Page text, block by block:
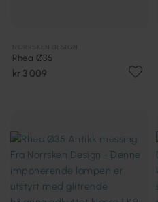
Rhea Ø35
kr 3 009